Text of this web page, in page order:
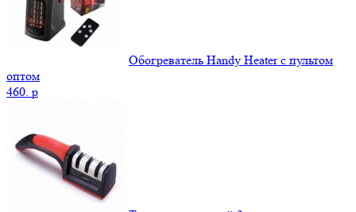
Обогреватель Handy Heater с пультом
оптом
460. p